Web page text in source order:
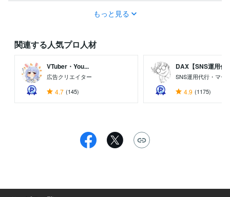
もっと見る
関連する人気プロ人材
VTuber・You...
広告クリエイター
4.7 (145)
DAX【SNS運用代
SNS運用代行・マー
4.9 (1175)